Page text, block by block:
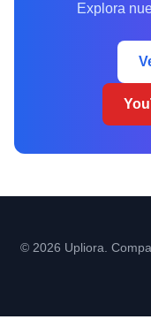
Explora
© 2026 Upliora.